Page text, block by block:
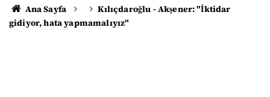
Ana Sayfa
Kılıçdaroğlu - Akşener: "İktidar
gidiyor, hata yapmamalıyız"